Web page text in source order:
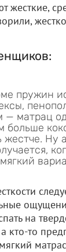
жесткие,
пружин
— матрац
больше
жестче. Ну
на
кто-то